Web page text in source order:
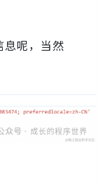
呢，当然